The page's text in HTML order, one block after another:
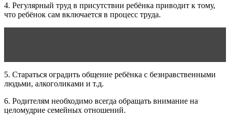
4. Регулярный труд в присутствии ребёнка приводит к тому,
что ребёнок сам включается в процесс труда.
5. Стараться оградить общение ребёнка с безнравственными
людьми, алкоголиками и т.д.
6. Родителям необходимо всегда обращать внимание на
целомудрие семейных отношений.